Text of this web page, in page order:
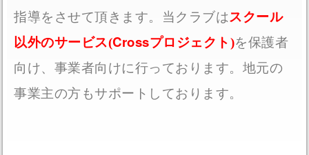
指導をさせて頂きます。当クラブはスクール
以外のサービス(Crossプロジェクト)を保護者
向け、事業者向けに行っております。地元の
事業主の方もサポートしております。